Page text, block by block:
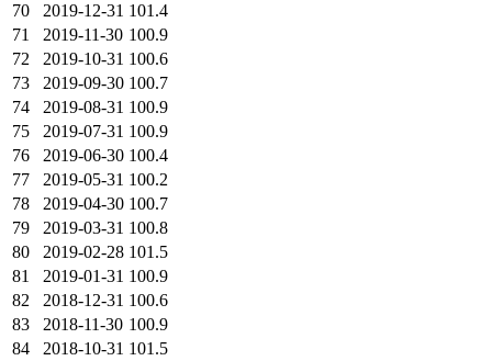
70
2019-12-31 101.4
71
2019-11-30 100.9
72
2019-10-31 100.6
73
2019-09-30 100.7
74
2019-08-31 100.9
75
2019-07-31 100.9
76
2019-06-30 100.4
77
2019-05-31 100.2
78
2019-04-30 100.7
79
2019-03-31 100.8
80
2019-02-28 101.5
81
2019-01-31 100.9
82
2018-12-31 100.6
83
2018-11-30 100.9
84
2018-10-31 101.5